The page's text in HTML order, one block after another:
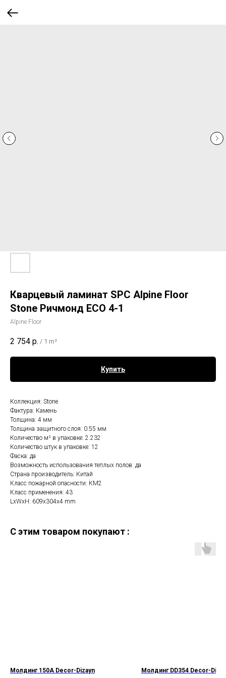
Кварцевый ламинат SPC Alpine Floor
Stone Ричмонд ECO 4-1
Alpine Floor
2 754 р. / 1 m²
Купить
Коллекция: Stone
Фактура: Камень
Толщина: 4 мм
Толщина защитного слоя: 0.55 мм
Количество м² в упаковке: 2.232
Количество штук в упаковке: 12
Фаска: да
Возможность использования теплых полов: да
Страна производитель: Китай
Класс пожарной опасности: КМ2
Класс применения: 43
LxWxH: 609x304x4 mm
C этим товаром покупают :
Молдинг 150А Decor-Dizayn Молдинг DD354 Decor-